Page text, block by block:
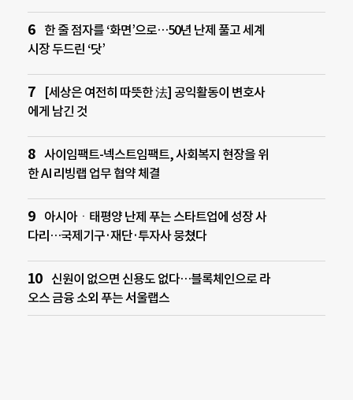
한 줄 점자를 ‘화면’으로…50년 난제 풀고 세계
시장 두드린 ‘닷’
[세상은 여전히 따뜻한 法] 공익활동이 변호사
에게 남긴 것
사이임팩트-넥스트임팩트, 사회복지 현장을 위
한 AI 리빙랩 업무 협약 체결
아시아ㆍ태평양 난제 푸는 스타트업에 성장 사
다리…국제기구·재단·투자사 뭉쳤다
신원이 없으면 신용도 없다…블록체인으로 라
오스 금융 소외 푸는 서울랩스